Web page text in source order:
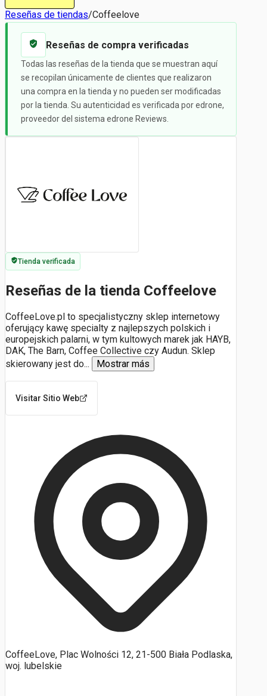
Reseñas de tiendas/Coffeelove
Reseñas de compra verificadas
Todas las reseñas de la tienda que se muestran aquí
se recopilan únicamente de clientes que realizaron
una compra en la tienda y no pueden ser modificadas
por la tienda. Su autenticidad es verificada por edrone,
proveedor del sistema edrone Reviews.
Tienda verificada
Reseñas de la tienda Coffeelove
CoffeeLove.pl to specjalistyczny sklep internetowy
oferujący kawę specialty z najlepszych polskich i
europejskich palarni, w tym kultowych marek jak HAYB,
DAK, The Barn, Coffee Collective czy Audun. Sklep
skierowany jest do... Mostrar más
Visitar Sitio Web
CoffeeLove, Plac Wolności 12, 21-500 Biała Podlaska,
woj. lubelskie